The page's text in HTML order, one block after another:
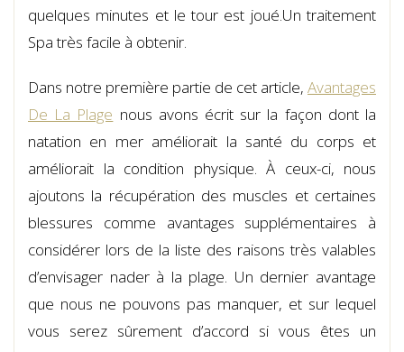
quelques minutes et le tour est joué.Un traitement
Spa très facile à obtenir.
Dans notre première partie de cet article, Avantages
De La Plage nous avons écrit sur la façon dont la
natation en mer améliorait la santé du corps et
améliorait la condition physique. À ceux-ci, nous
ajoutons la récupération des muscles et certaines
blessures comme avantages supplémentaires à
considérer lors de la liste des raisons très valables
d’envisager nader à la plage. Un dernier avantage
que nous ne pouvons pas manquer, et sur lequel
vous serez sûrement d’accord si vous êtes un